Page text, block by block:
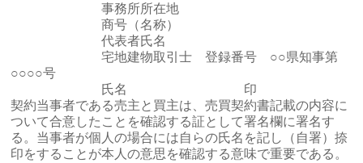
事務所所在地
商号（名称）
代表者氏名
宅地建物取引士 登録番号 ○○県知事第
○○○○号
氏名 印
契約当事者である売主と買主は、売買契約書記載の内容に
ついて合意したことを確認する証として署名欄に署名す
る。当事者が個人の場合には自らの氏名を記し（自署）捺
印をすることが本人の意思を確認する意味で重要である。